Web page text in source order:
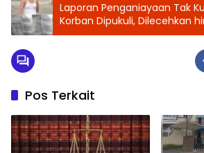
Laporan Penganiayaan Tak
Korban Dipukuli, Dilecehkan
Makan Kotoran, Pelaku
Pos Terkait